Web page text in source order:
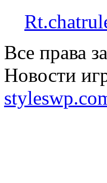
Все права
Новости